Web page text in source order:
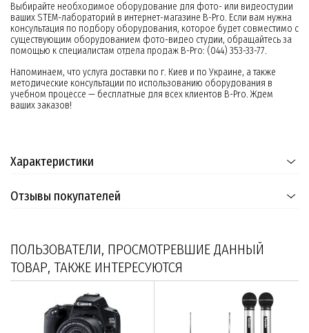
Выбирайте необходимое оборудование для фото- или видеостудии
ваших STEM-лабораторий в интернет-магазине B-Pro. Если вам нужна
консультация по подбору оборудования, которое будет совместимо с
существующим оборудованием фото-видео студии, обращайтесь за
помощью к специалистам отдела продаж B-Pro: (044) 353-33-77.
Напоминаем, что услуга доставки по г. Киев и по Украине, а также
методические консультации по использованию оборудования в
учебном процессе — бесплатные для всех клиентов B-Pro. Ждем
ваших заказов!
Характеристики
Отзывы покупателей
ПОЛЬЗОВАТЕЛИ, ПРОСМОТРЕВШИЕ ДАННЫЙ
ТОВАР, ТАКЖЕ ИНТЕРЕСУЮТСЯ